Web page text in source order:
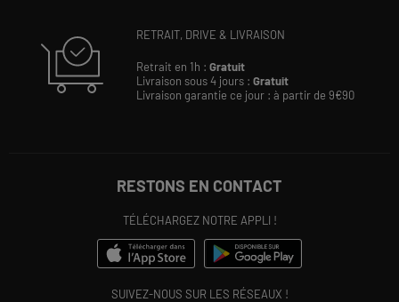
RETRAIT, DRIVE & LIVRAISON
Retrait en 1h : Gratuit
Livraison sous 4 jours : Gratuit
Livraison garantie ce jour : à partir de 9€90
RESTONS EN CONTACT
TÉLÉCHARGEZ NOTRE APPLI !
SUIVEZ-NOUS SUR LES RÉSEAUX !